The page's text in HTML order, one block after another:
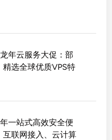
年云服务大促：部
选全球优质VPS特
一站式高效安全便
互联网接入、云计算